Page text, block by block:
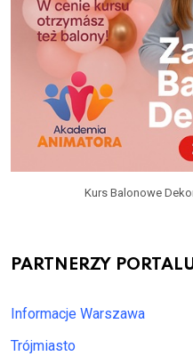
Kurs Balonowe
PARTNERZY
Informacje Warszawa
Trójmiasto